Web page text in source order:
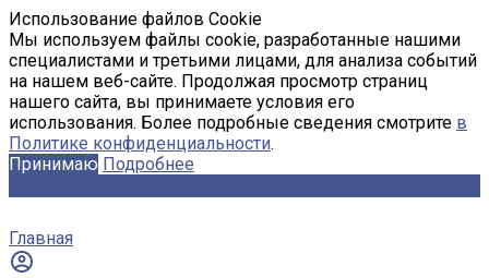
Использование файлов Cookie
Мы используем файлы cookie, разработанные нашими
специалистами и третьими лицами, для анализа событий
на нашем веб-сайте. Продолжая просмотр страниц
нашего сайта, вы принимаете условия его
использования. Более подробные сведения смотрите в
Политике конфиденциальности.
Принимаю Подробнее
Главная